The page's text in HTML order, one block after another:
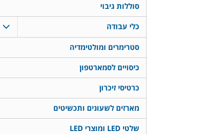
סוללות גיבוי
כלי עבודה
סטרימרים ומולטימדיה
כיסויים לסמארטפון
כרטיסי זיכרון
מארזים לשעונים ותכשיטים
שלטי LED ומוצרי LED